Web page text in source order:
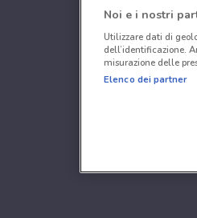
Noi e i nostri
Utilizzare dati di
dell’identificazione.
misurazione delle
Elenco dei partner